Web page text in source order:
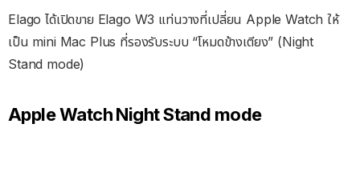
Elago ได้เปิดขาย Elago W3 แท่นวางที่เปลี่ยน Apple Watch ให้
เป็น mini Mac Plus ที่รองรับระบบ “โหมดข้างเตียง” (Night
Stand mode)
Apple Watch Night Stand mode